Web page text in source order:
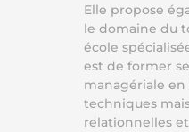
Elle propose
le domaine du
école
est de former
managériale
techniques
relationnelles